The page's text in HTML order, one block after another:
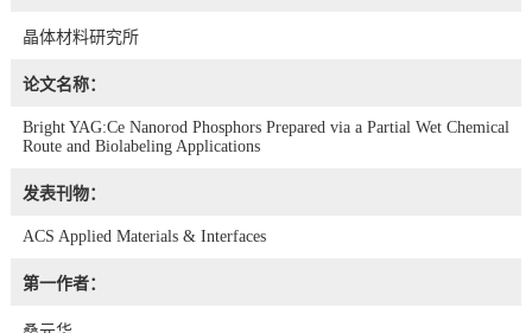
晶体材料研究所
论文名称：
Bright YAG:Ce Nanorod Phosphors Prepared via a Partial Wet Chemical
Route and Biolabeling Applications
发表刊物：
ACS Applied Materials & Interfaces
第一作者：